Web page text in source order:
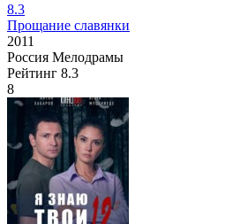
8.3
Прощание славянки
2011
Россия Мелодрамы
Рейтинг 8.3
8